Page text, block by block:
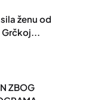
ženu od
Grčkoj...
ZBOG